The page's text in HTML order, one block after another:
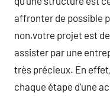
affronter de possible
non.votre projet est
assister par une
très précieux. En
chaque étape d’une